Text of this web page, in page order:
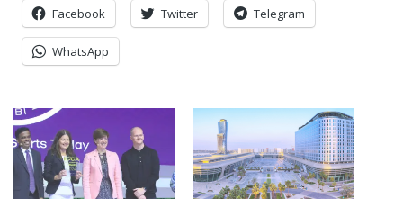
Facebook Twitter Telegram
WhatsApp